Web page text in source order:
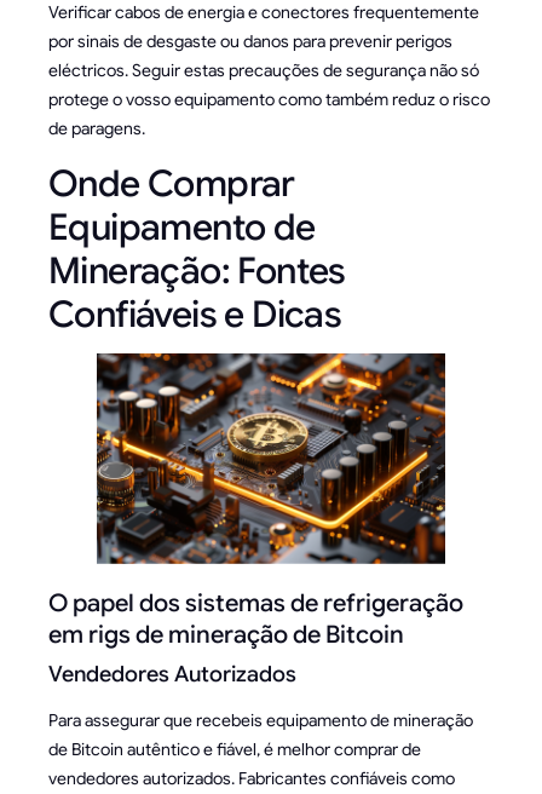
Verificar cabos de energia e conectores frequentemente
por sinais de desgaste ou danos para prevenir perigos
eléctricos. Seguir estas precauções de segurança não só
protege o vosso equipamento como também reduz o risco
de paragens.
Onde Comprar
Equipamento de
Mineração: Fontes
Confiáveis e Dicas
O papel dos sistemas de refrigeração
em rigs de mineração de Bitcoin
Vendedores Autorizados
Para assegurar que recebeis equipamento de mineração
de Bitcoin autêntico e fiável, é melhor comprar de
vendedores autorizados. Fabricantes confiáveis como